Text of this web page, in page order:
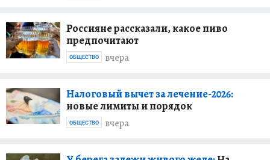
Россияне рассказали, какое пиво
предпочитают
вчера
ОБЩЕСТВО
Налоговый вычет за лечение-2026:
новые лимиты и порядок
вчера
ОБЩЕСТВО